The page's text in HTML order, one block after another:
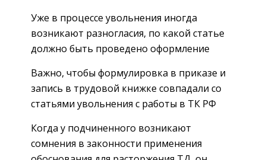
Уже в процессе увольнения иногда
возникают разногласия, по какой статье
должно быть проведено оформление
Важно, чтобы формулировка в приказе и
запись в трудовой книжке совпадали со
статьями увольнения с работы в ТК РФ
Когда у подчиненного возникают
сомнения в законности применения